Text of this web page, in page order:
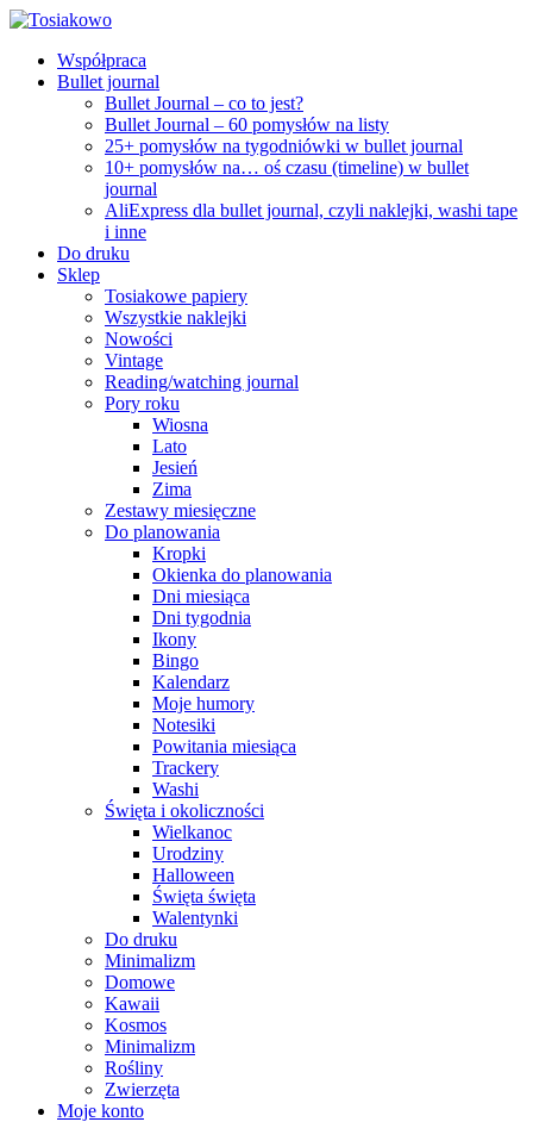
Współpraca
Bullet journal
Bullet Journal – co to jest?
Bullet Journal – 60 pomysłów na listy
25+ pomysłów na tygodniówki w bullet journal
10+ pomysłów na… oś czasu (timeline) w bullet
journal
AliExpress dla bullet journal, czyli naklejki, washi tape
i inne
Do druku
Sklep
Tosiakowe papiery
Wszystkie naklejki
Nowości
Vintage
Reading/watching journal
Pory roku
Wiosna
Lato
Jesień
Zima
Zestawy miesięczne
Do planowania
Kropki
Okienka do planowania
Dni miesiąca
Dni tygodnia
Ikony
Bingo
Kalendarz
Moje humory
Notesiki
Powitania miesiąca
Trackery
Washi
Święta i okoliczności
Wielkanoc
Urodziny
Halloween
Święta święta
Walentynki
Do druku
Minimalizm
Domowe
Kawaii
Kosmos
Minimalizm
Rośliny
Zwierzęta
Moje konto